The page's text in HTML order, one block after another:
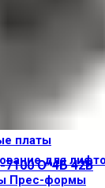
платы
для
Прес-формы
О*4Б 42В